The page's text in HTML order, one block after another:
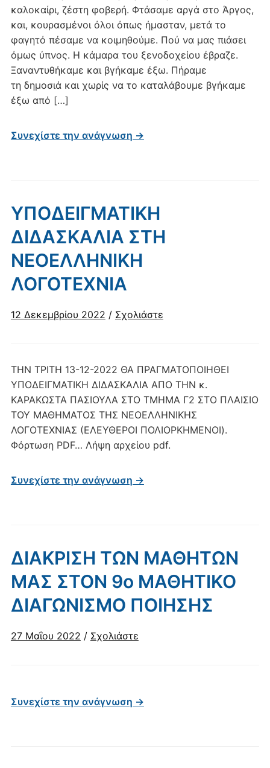
καλοκαίρι, ζέστη φοβερή. Φτάσαμε αργά στο Άργος,
και, κουρασμένοι όλοι όπως ήμασταν, μετά το
φαγητό πέσαμε να κοιμηθούμε. Πού να μας πιάσει
όμως ύπνος. Η κάμαρα του ξενοδοχείου έβραζε.
Ξαναντυθήκαμε και βγήκαμε έξω. Πήραμε
τη δημοσιά και χωρίς να το καταλάβουμε βγήκαμε
έξω από […]
Συνεχίστε την ανάγνωση →
ΥΠΟΔΕΙΓΜΑΤΙΚΗ
ΔΙΔΑΣΚΑΛΙΑ ΣΤΗ
ΝΕΟΕΛΛΗΝΙΚΗ
ΛΟΓΟΤΕΧΝΙΑ
12 Δεκεμβρίου 2022 / Σχολιάστε
ΤΗΝ ΤΡΙΤΗ 13-12-2022 ΘΑ ΠΡΑΓΜΑΤΟΠΟΙΗΘΕΙ
ΥΠΟΔΕΙΓΜΑΤΙΚΗ ΔΙΔΑΣΚΑΛΙΑ ΑΠΟ ΤΗΝ κ.
ΚΑΡΑΚΩΣΤΑ ΠΑΣΙΟΥΛΑ ΣΤΟ ΤΜΗΜΑ Γ2 ΣΤΟ ΠΛΑΙΣΙΟ
ΤΟΥ ΜΑΘΗΜΑΤΟΣ ΤΗΣ ΝΕΟΕΛΛΗΝΙΚΗΣ
ΛΟΓΟΤΕΧΝΙΑΣ (ΕΛΕΥΘΕΡΟΙ ΠΟΛΙΟΡΚΗΜΕΝΟΙ).
Φόρτωση PDF… Λήψη αρχείου pdf.
Συνεχίστε την ανάγνωση →
ΔΙΑΚΡΙΣΗ ΤΩΝ ΜΑΘΗΤΩΝ
ΜΑΣ ΣΤΟΝ 9ο ΜΑΘΗΤΙΚΟ
ΔΙΑΓΩΝΙΣΜΟ ΠΟΙΗΣΗΣ
27 Μαΐου 2022 / Σχολιάστε
Συνεχίστε την ανάγνωση →